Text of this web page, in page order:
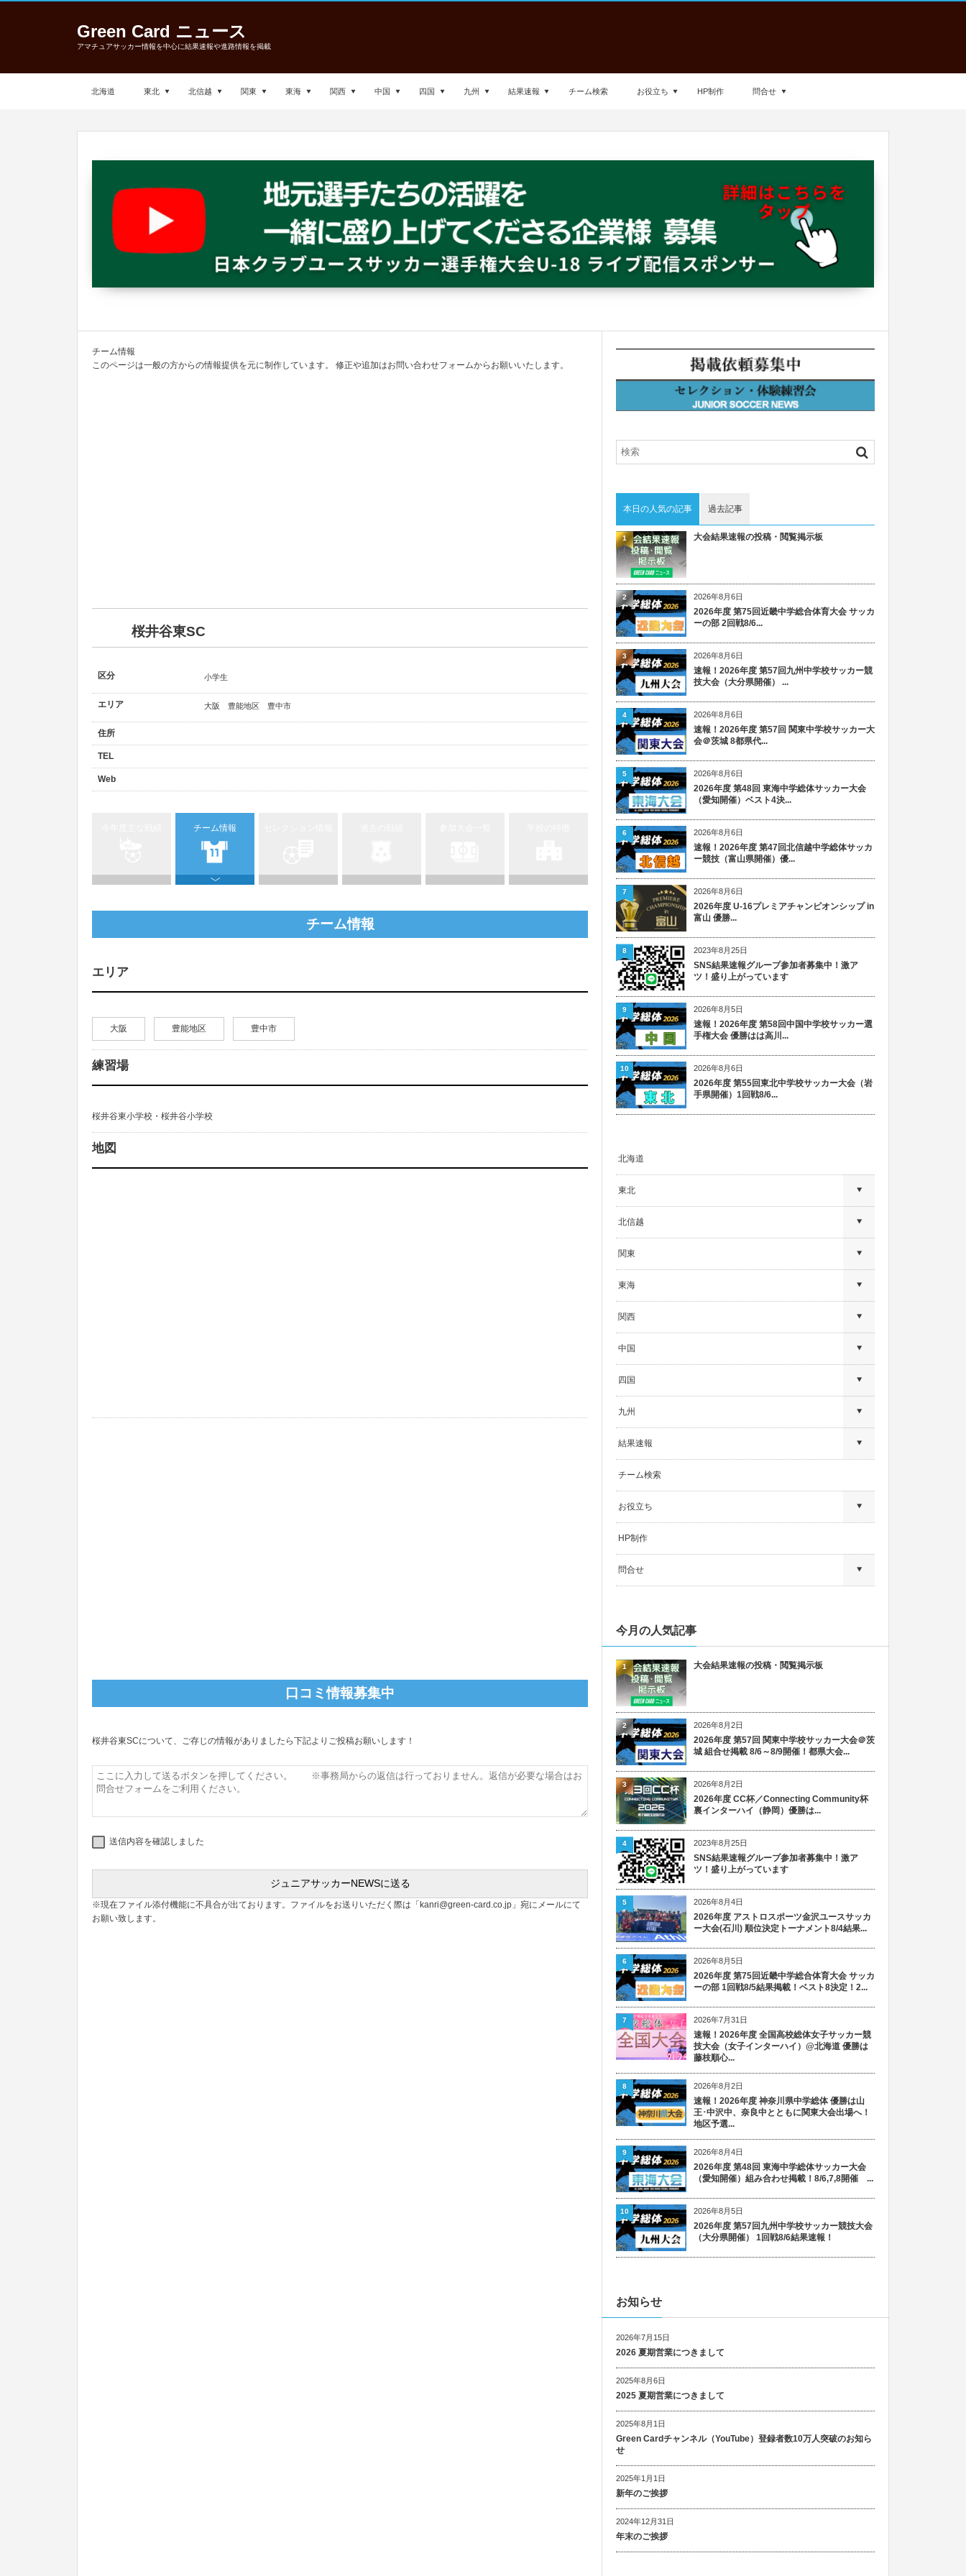
Green Card ニュース
アマチュアサッカー情報を中心に結果速報や進路情報を掲載
北海道 東北 北信越 関東 東海 関西 中国 四国 九州 結果速報 チーム検索 お役立ち HP制作 問合せ
チーム情報
このページは一般の方からの情報提供を元に制作しています。 修正や追加はお問い合わせフォームからお願いいたします。
桜井谷東SC
区分 小学生
エリア 大阪 豊能地区 豊中市
住所
TEL
Web
チーム情報
チーム情報
エリア
大阪 豊能地区 豊中市
練習場
桜井谷東小学校・桜井谷小学校
地図
口コミ情報募集中
桜井谷東SCについて、ご存じの情報がありましたら下記よりご投稿お願いします！
送信内容を確認しました
※現在ファイル添付機能に不具合が出ております。ファイルをお送りいただく際は「 kanri@green-card.co.jp 」宛にメールにて
お願い致します。
本日の人気の記事 過去記事
大会結果速報の投稿・閲覧掲示板
1
2026年8月6日
2026年度 第75回近畿中学総合体育大会 サッカ
ーの部 2回戦8/6...
2
2026年8月6日
速報！2026年度 第57回九州中学校サッカー競
技大会（大分県開催） ...
3
2026年8月6日
速報！2026年度 第57回 関東中学校サッカー大
会＠茨城 8都県代...
4
2026年8月6日
2026年度 第48回 東海中学総体サッカー大会
（愛知開催）ベスト4決...
5
2026年8月6日
速報！2026年度 第47回北信越中学総体サッカ
ー競技（富山県開催）優...
6
2026年8月6日
2026年度 U-16プレミアチャンピオンシップ in
富山 優勝...
7
2023年8月25日
SNS結果速報グループ参加者募集中！激ア
ツ！盛り上がっています
8
2026年8月5日
速報！2026年度 第58回中国中学校サッカー選
手権大会 優勝はは高川...
9
2026年8月6日
2026年度 第55回東北中学校サッカー大会（岩
手県開催）1回戦8/6...
10
北海道
東北
北信越
関東
東海
関西
中国
四国
九州
結果速報
チーム検索
お役立ち
HP制作
問合せ
今月の人気記事
大会結果速報の投稿・閲覧掲示板
1
2026年8月2日
2026年度 第57回 関東中学校サッカー大会＠茨
城 組合せ掲載 8/6～8/9開催！都県大会...
2
2026年8月2日
2026年度 CC杯／Connecting Community杯
裏インターハイ（静岡）優勝は...
3
2023年8月25日
SNS結果速報グループ参加者募集中！激ア
ツ！盛り上がっています
4
2026年8月4日
2026年度 アストロスポーツ金沢ユースサッカ
ー大会(石川) 順位決定トーナメント8/4結果...
5
2026年8月5日
2026年度 第75回近畿中学総合体育大会 サッカ
ーの部 1回戦8/5結果掲載！ベスト8決定！2...
6
2026年7月31日
速報！2026年度 全国高校総体女子サッカー競
技大会（女子インターハイ）@北海道 優勝は
藤枝順心...
7
2026年8月2日
速報！2026年度 神奈川県中学総体 優勝は山
王･中沢中、奈良中とともに関東大会出場へ！
地区予選...
8
2026年8月4日
2026年度 第48回 東海中学総体サッカー大会
（愛知開催）組み合わせ掲載！8/6,7,8開催 ...
9
2026年8月5日
2026年度 第57回九州中学校サッカー競技大会
（大分県開催） 1回戦8/6結果速報！
10
お知らせ
2026年7月15日
2026 夏期営業につきまして
2025年8月6日
2025 夏期営業につきまして
2025年8月1日
Green Cardチャンネル（YouTube）登録者数10万人突破のお知ら
せ
2025年1月1日
新年のご挨拶
2024年12月31日
年末のご挨拶